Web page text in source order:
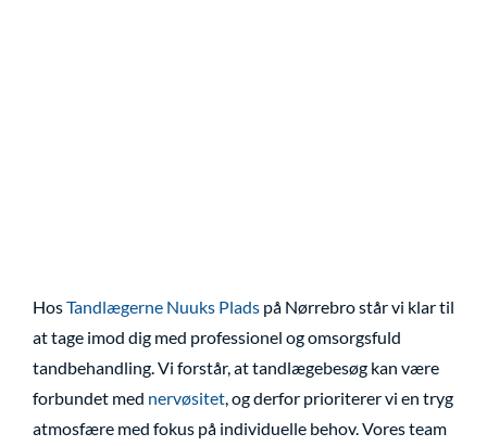
HosTandlægerne Nuuks Pladspå Nørrebro står vi klar til
at tage imod dig med professionel og omsorgsfuld
tandbehandling. Vi forstår, at tandlægebesøg kan være
forbundet med nervøsitet, og derfor prioriterer vi en tryg
atmosfære med fokus på individuelle behov. Vores team